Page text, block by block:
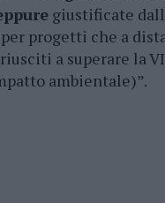
giustificate
progetti che a
a superare la
ambientale)”.